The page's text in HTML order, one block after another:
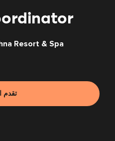
Resort & Spa
تقدم